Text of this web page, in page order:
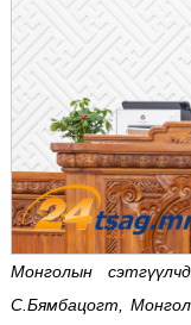
Монголын
С.Бямбацогт,